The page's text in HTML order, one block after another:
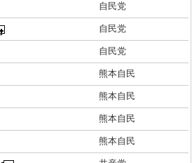
自民党
自民党
自民党
熊本自民
熊本自民
熊本自民
熊本自民